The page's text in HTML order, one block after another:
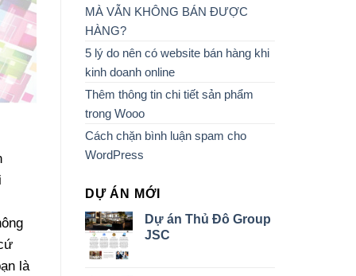
là
MÀ VẪN KHÔNG BÁN ĐƯỢC
HÀNG?
5 lý do nên có website bán hàng khi
kinh doanh online
Thêm thông tin chi tiết sản phẩm
trong Wooo
Cách chặn bình luận spam cho
WordPress
DỰ ÁN MỚI
Dự án Thủ Đô Group
JSC